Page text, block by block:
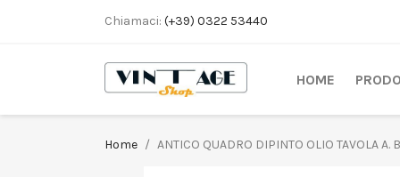
Chiamaci: (+39) 0322 53440
HOME
Home ANTICO QUADRO DIPINTO OLIO TAVOLA